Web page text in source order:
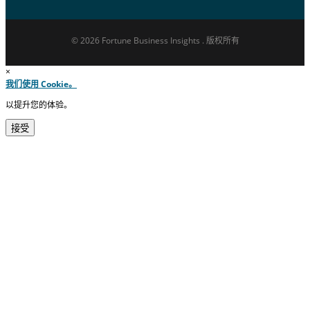
© 2026 Fortune Business Insights . 版权所有
×
我们使用 Cookie。
以提升您的体验。
接受